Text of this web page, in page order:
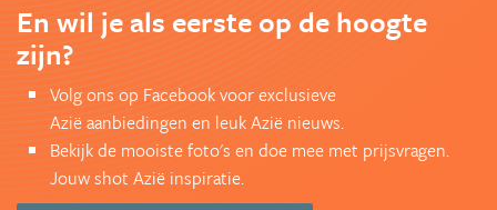
En wil je als eerste op de hoogte
zijn?
Volg ons op Facebook voor exclusieve
Azië aanbiedingen en leuk Azië nieuws.
Bekijk de mooiste foto's en doe mee met prijsvragen.
Jouw shot Azië inspiratie.